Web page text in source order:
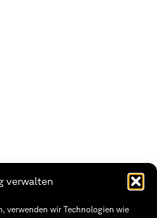
verwalten
verwenden wir Technologien wie
Würzburg